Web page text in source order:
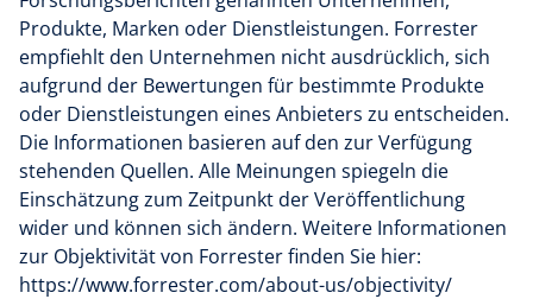
Produkte, Marken oder Dienstleistungen. Forrester
empfiehlt den Unternehmen nicht ausdrücklich, sich
aufgrund der Bewertungen für bestimmte Produkte
oder Dienstleistungen eines Anbieters zu entscheiden.
Die Informationen basieren auf den zur Verfügung
stehenden Quellen. Alle Meinungen spiegeln die
Einschätzung zum Zeitpunkt der Veröffentlichung
wider und können sich ändern. Weitere Informationen
zur Objektivität von Forrester finden Sie hier:
https://www.forrester.com/about-us/objectivity/